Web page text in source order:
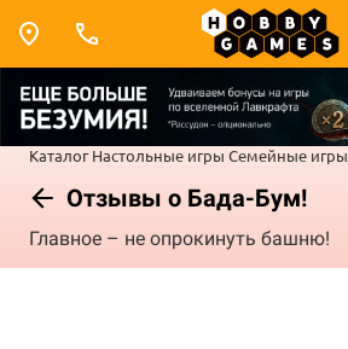
Каталог Настольные игры Семейные игры
Отзывы о Бада-Бум!
Главное – не опрокинуть башню!